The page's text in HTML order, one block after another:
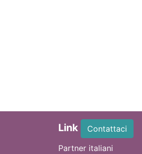
Link
Contattaci
Partner italiani